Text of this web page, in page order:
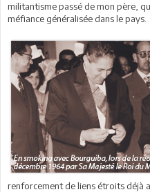
militantisme passé de mon père,
méfiance généralisée dans le pays.
renforcement de liens étroits déjà